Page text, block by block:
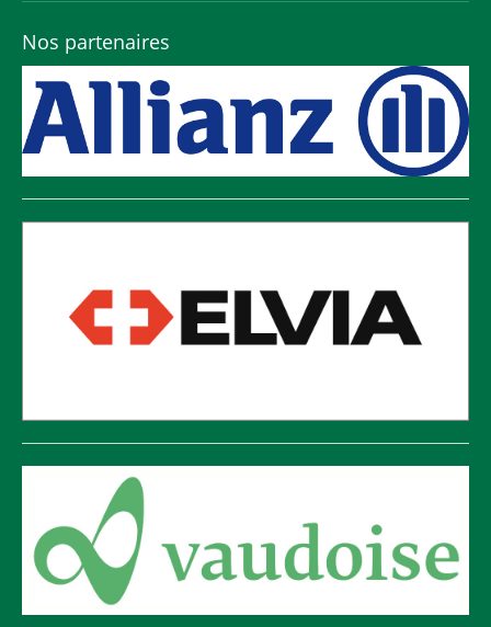
Nos partenaires